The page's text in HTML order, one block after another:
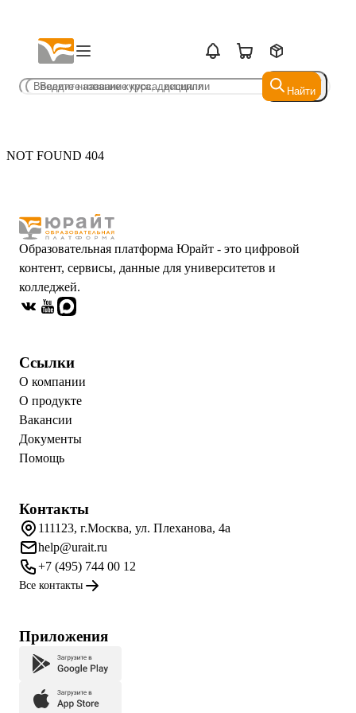
Найти
Найти
NOT FOUND 404
Образовательная платформа Юрайт - это цифровой
контент, сервисы, данные для университетов и
колледжей.
Ссылки
О компании
О продукте
Вакансии
Документы
Помощь
Контакты
111123, г.Москва, ул. Плеханова, 4а
help@urait.ru
+7 (495) 744 00 12
Все контакты
Приложения